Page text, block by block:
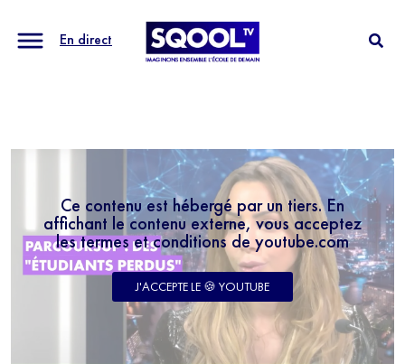
En direct
Ce contenu est hébergé par un tiers. En
affichant le contenu externe, vous acceptez
les termes et conditions de youtube.com
J'ACCEPTE LE 🍪 YOUTUBE